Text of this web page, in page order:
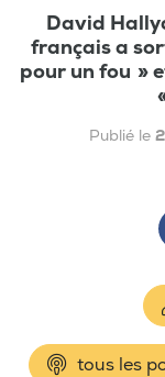
David
français a
pour un fou »
Publié le
tous les